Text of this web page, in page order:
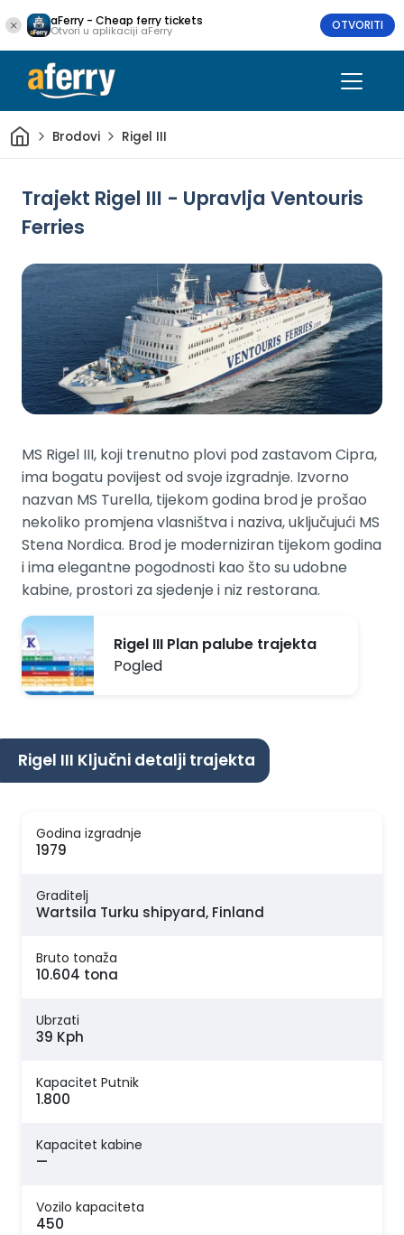
aFerry - Cheap ferry tickets
Otvori u aplikaciji aFerry OTVORITI
DomBrodovi Rigel III
Trajekt Rigel III - Upravlja Ventouris
Ferries
MS Rigel III, koji trenutno plovi pod zastavom Cipra,
ima bogatu povijest od svoje izgradnje. Izvorno
nazvan MS Turella, tijekom godina brod je prošao
nekoliko promjena vlasništva i naziva, uključujući MS
Stena Nordica. Brod je moderniziran tijekom godina
i ima elegantne pogodnosti kao što su udobne
kabine, prostori za sjedenje i niz restorana.
Rigel III Plan palube trajekta
Pogled
Rigel III Ključni detalji trajekta
Godina izgradnje
1979
Graditelj
Wartsila Turku shipyard, Finland
Bruto tonaža
10.604 tona
Ubrzati
39 Kph
Kapacitet Putnik
1.800
Kapacitet kabine
—
Vozilo kapaciteta
450